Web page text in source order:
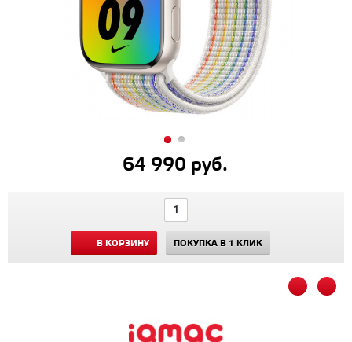
64 990 руб.
В КОРЗИНУ ПОКУПКА В 1 КЛИК